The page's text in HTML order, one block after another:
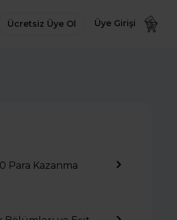
Ücretsiz Üye Ol Üye Girişi
Para Kazanma